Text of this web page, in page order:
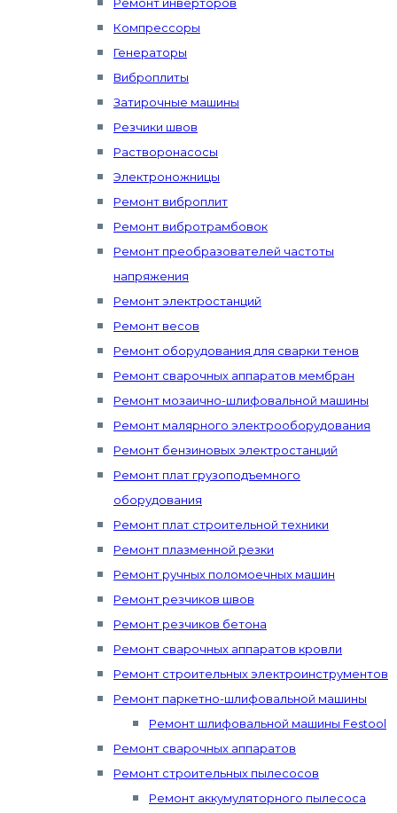
Компрессоры
Генераторы
Виброплиты
Затирочные машины
Резчики швов
Растворонасосы
Электроножницы
Ремонт виброплит
Ремонт вибротрамбовок
Ремонт преобразователей частоты
напряжения
Ремонт электростанций
Ремонт весов
Ремонт оборудования для сварки тенов
Ремонт сварочных аппаратов мембран
Ремонт мозаично-шлифовальной машины
Ремонт малярного электрооборудования
Ремонт бензиновых электростанций
Ремонт плат грузоподъемного
оборудования
Ремонт плат строительной техники
Ремонт плазменной резки
Ремонт ручных поломоечных машин
Ремонт резчиков швов
Ремонт резчиков бетона
Ремонт сварочных аппаратов кровли
Ремонт строительных электроинструментов
Ремонт паркетно-шлифовальной машины
Ремонт шлифовальной машины Festool
Ремонт сварочных аппаратов
Ремонт строительных пылесосов
Ремонт аккумуляторного пылесоса